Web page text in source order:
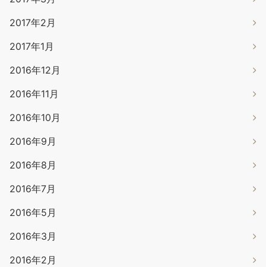
2017年2月
2017年1月
2016年12月
2016年11月
2016年10月
2016年9月
2016年8月
2016年7月
2016年5月
2016年3月
2016年2月